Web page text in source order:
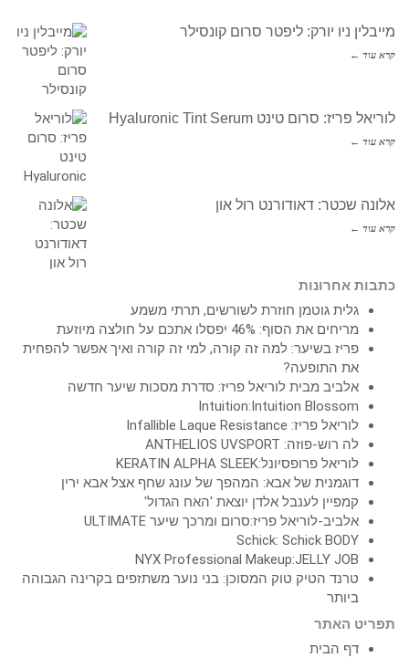
מייבלין ניו יורק: ליפטר סרום קונסילר
קרא עוד ←
לוריאל פריז: סרום טינט Hyaluronic Tint Serum
קרא עוד ←
אלונה שכטר: דאודורנט רול און
קרא עוד ←
כתבות אחרונות
גלית גוטמן חוזרת לשורשים, תרתי משמע
מריחים את הסוף: 46% יפסלו אתכם על חולצה מיוזעת
פריז בשיער: למה זה קורה, למי זה קורה ואיך אפשר להפחית
את התופעה?
אלביב מבית לוריאל פריז: סדרת מסכות שיער חדשה
Intuition:Intuition Blossom
לוריאל פריז: Infallible Laque Resistance
לה רוש-פוזה: ANTHELIOS UVSPORT
לוריאל פרופסיונל:KERATIN ALPHA SLEEK
דוגמנית של אבא: המהפך של עונג שחף אצל אבא ירין
קמפיין לענבל אלדן יוצאת 'האח הגדול'
אלביב-לוריאל פריז:סרום ומרכך שיער ULTIMATE
Schick: Schick BODY
NYX Professional Makeup:JELLY JOB
טרנד הטיק טוק המסוכן: בני נוער משתזפים בקרינה הגבוהה
ביותר
תפריט האתר
דף הבית